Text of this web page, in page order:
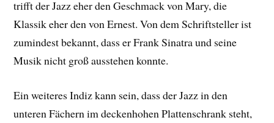
trifft der Jazz eher den Geschmack von Mary, die
Klassik eher den von Ernest. Von dem Schriftsteller ist
zumindest bekannt, dass er Frank Sinatra und seine
Musik nicht groß ausstehen konnte.
Ein weiteres Indiz kann sein, dass der Jazz in den
unteren Fächern im deckenhohen Plattenschrank steht,